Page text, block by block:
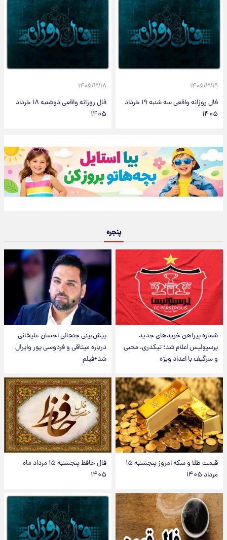
۱۴۰۵/۳/۱۹
فال روزانه واقعی سه شنبه ۱۹ خرداد
۱۴۰۵
۱۴۰۵/۳/۱۸
فال روزانه واقعی دوشنبه ۱۸ خرداد
۱۴۰۵
پنجره
شماره پیراهن خریدهای جدید
پرسپولیس اعلام شد؛ تیکدری، محبی
و سرگیف با اعداد ویژه
پیش‌بینی جنجالی احسان علیخانی
درباره میثاقی و فردوسی پور وایرال
شد+فیلم
قیمت طلا و سکه امروز پنجشنبه ۱۵
مرداد ۱۴۰۵
فال حافظ پنجشنبه ۱۵ مرداد ماه
۱۴۰۵